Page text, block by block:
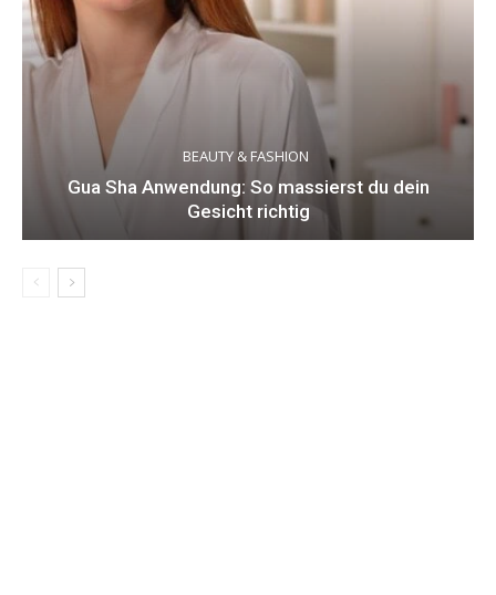
BEAUTY & FASHION
Gua Sha Anwendung: So massierst du dein
Gesicht richtig